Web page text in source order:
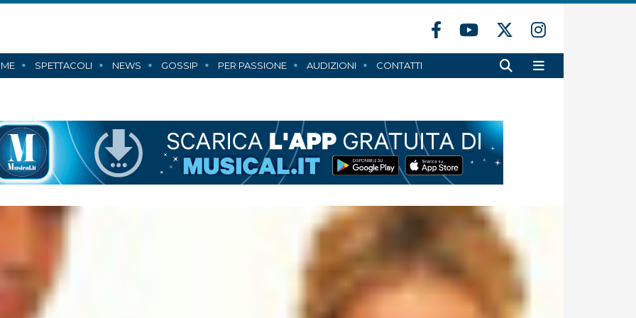
SPETTACOLI NEWS GOSSIP PER PASSIONE AUDIZIONI CONTATTI